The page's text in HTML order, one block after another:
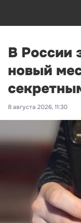
В России
новый
8 августа 2026, 11:30